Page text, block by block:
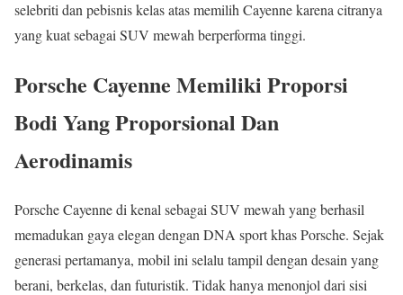
selebriti dan pebisnis kelas atas memilih Cayenne karena citranya
yang kuat sebagai SUV mewah berperforma tinggi.
Porsche Cayenne Memiliki Proporsi
Bodi Yang Proporsional Dan
Aerodinamis
Porsche Cayenne di kenal sebagai SUV mewah yang berhasil
memadukan gaya elegan dengan DNA sport khas Porsche. Sejak
generasi pertamanya, mobil ini selalu tampil dengan desain yang
berani, berkelas, dan futuristik. Tidak hanya menonjol dari sisi